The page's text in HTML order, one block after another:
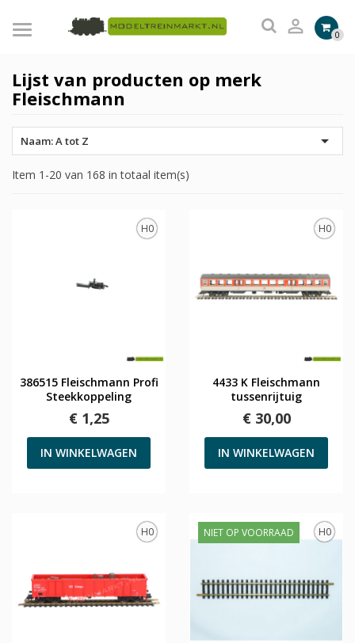
 0
Lijst van producten op merk
Fleischmann
Naam: A tot Z 
Item 1-20 van 168 in totaal item(s)
H0
386515 Fleischmann Profi
Steekkoppeling
€ 1,25
IN WINKELWAGEN
H0
4433 K Fleischmann
tussenrijtuig
€ 30,00
IN WINKELWAGEN
H0 H0
NIET OP VOORRAAD